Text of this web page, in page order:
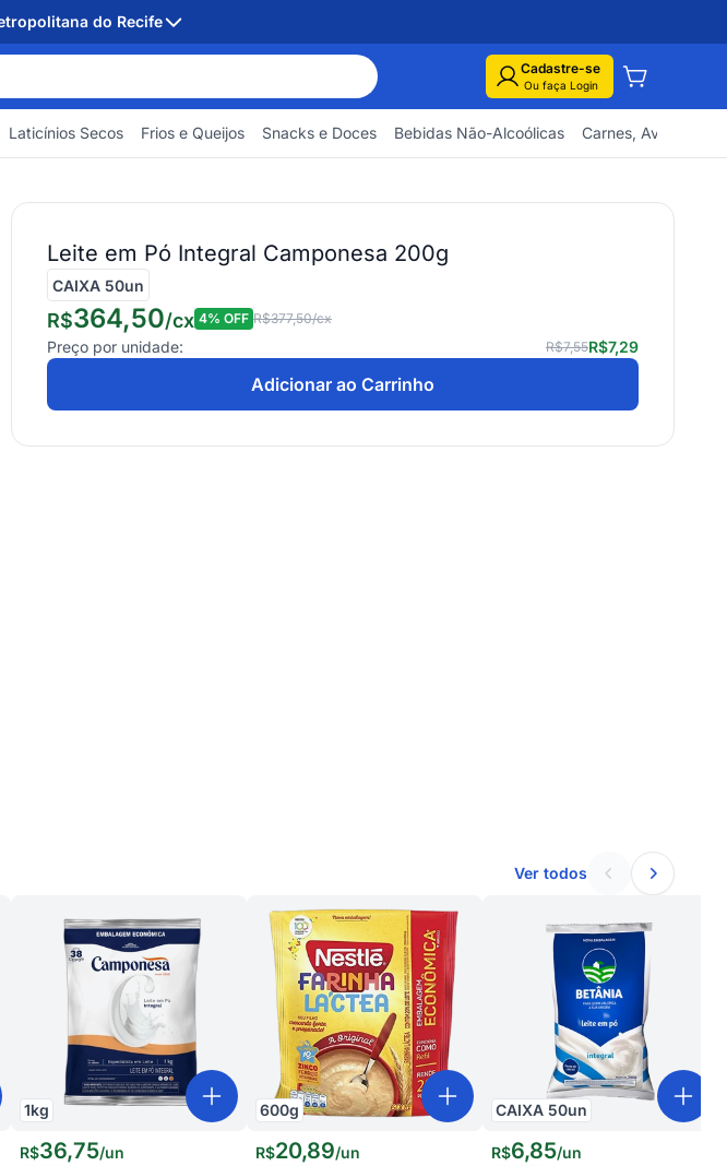
do Recife
Cadastre-se
Ou faça Login
Laticínios Secos Frios e Queijos Snacks e Doces Bebidas Não-Alcoólicas Carnes, Aves e
CAIXA 50un
Leite em Pó Integral Camponesa 200g
R$364,50/cx 4% OFF R$377,50/cx
Preço por unidade: R$7,55R$7,29
Adicionar ao Carrinho
Ver todos
1kg
R$36,75/un
600g
R$20,89/un
CAIXA 50un
R$6,85/un